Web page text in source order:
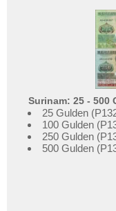
Surinam: 25 - 500
25 Gulden
100 Gulden
250 Gulden
500 Gulden